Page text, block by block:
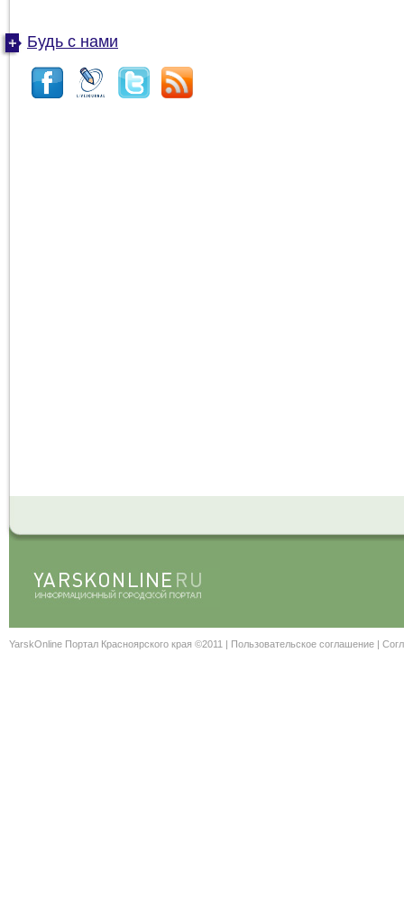
Будь с нами
YarskOnline Портал Красноярского края ©2011 | Пользовательское соглашение |